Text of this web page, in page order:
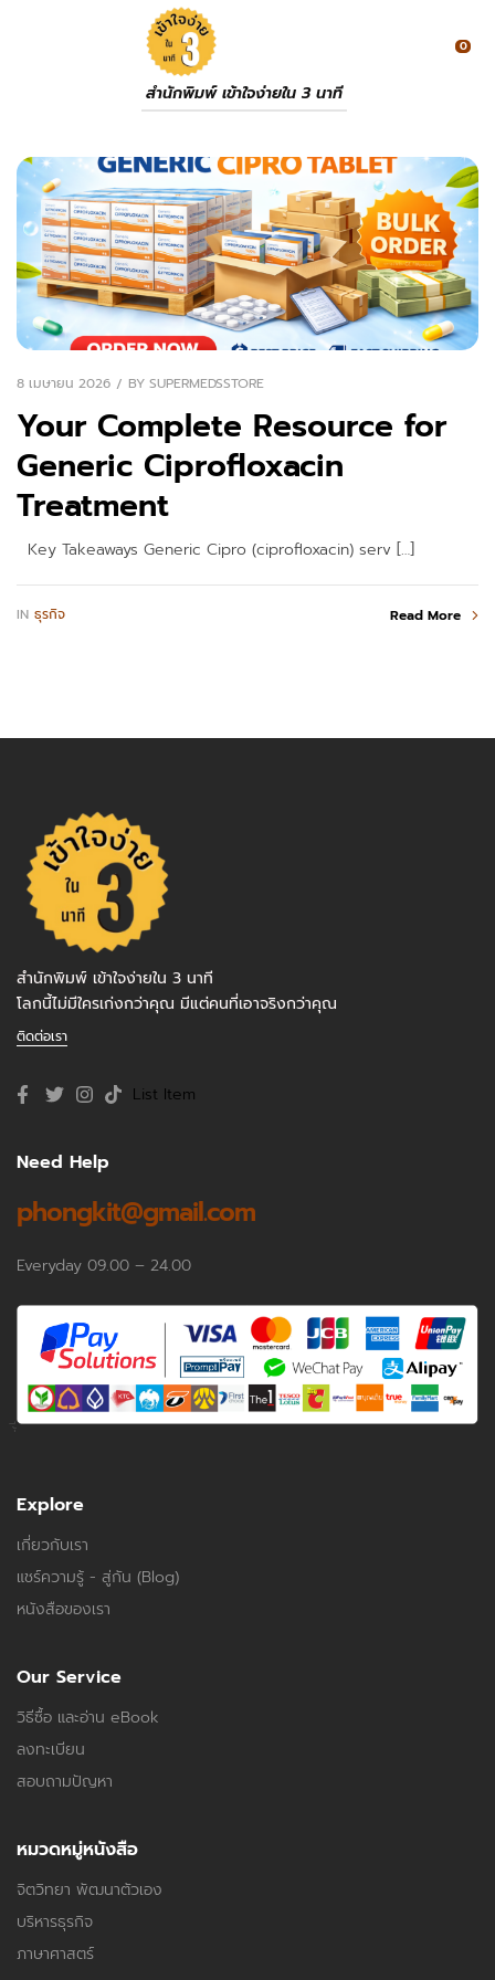
สำนักพิมพ์ เข้าใจง่ายใน 3 นาที
0
8 เมษายน 2026 BY SUPERMEDSSTORE
Your Complete Resource for
Generic Ciprofloxacin
Treatment
Key Takeaways Generic Cipro (ciprofloxacin) serv […]
IN ธุรกิจ Read More
สำนักพิมพ์ เข้าใจง่ายใน 3 นาที
โลกนี้ไม่มีใครเก่งกว่าคุณ มีแต่คนที่เอาจริงกว่าคุณ
ติดต่อเรา
List Item
Need Help
phongkit@gmail.com
Everyday 09.00 – 24.00
Explore
เกี่ยวกับเรา
แชร์ความรู้ - สู่กัน (Blog)
หนังสือของเรา
Our Service
วิธีซื้อ และอ่าน eBook
ลงทะเบียน
สอบถามปัญหา
หมวดหมู่หนังสือ
จิตวิทยา พัฒนาตัวเอง
บริหารธุรกิจ
ภาษาศาสตร์